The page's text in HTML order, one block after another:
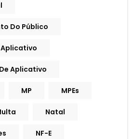
Do Público
Aplicativo
MP MPEs
Natal
NF-E